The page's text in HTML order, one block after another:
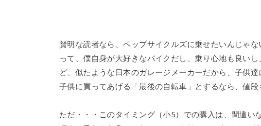
賢明な読者なら、ペップサイクルズに乗せたいんじゃ
って、僕自身が大好きなバイクだし、乗り心地も良い
ど、似たような日本のガレージメーカーだから、子供
子供に買ってあげる「最後の自転車」とするなら、値段
ただ・・・このタイミング（小5）での購入は、間違い